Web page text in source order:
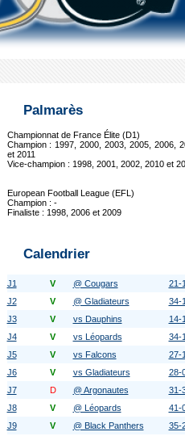
Palmarès
Championnat de France Élite (D1)
Champion : 1997, 2000, 2003, 2005, 2006,
et 2011
Vice-champion : 1998, 2001, 2002, 2010 et
European Football League (EFL)
Champion : -
Finaliste : 1998, 2006 et 2009
Calendrier
J1 V @ Cougars
21-
J2
V @ Gladiateurs
34-
J3
V vs Dauphins
14-
J4
V vs Léopards
34-
J5
V vs Falcons
27-
J6
V vs Gladiateurs
28-
J7
D @ Argonautes
31-
J8
V @ Léopards
41-
J9
V @ Black Panthers
35-